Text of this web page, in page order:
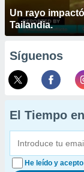
Un rayo
Tailandia.
Síguenos
El Tiempo
He leído y